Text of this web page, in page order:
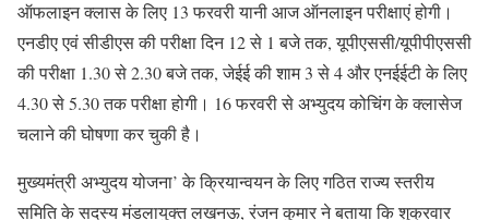
ऑफलाइन क्लास के लिए 13 फरवरी यानी आज ऑनलाइन परीक्षाएं होगी।
एनडीए एवं सीडीएस की परीक्षा दिन 12 से 1 बजे तक, यूपीएससी/यूपीपीएससी
की परीक्षा 1.30 से 2.30 बजे तक, जेईई की शाम 3 से 4 और एनईईटी के लिए
4.30 से 5.30 तक परीक्षा होगी। 16 फरवरी से अभ्युदय कोचिंग के क्लासेज
चलाने की घोषणा कर चुकी है।
मुख्यमंत्री अभ्युदय योजना’ के क्रियान्वयन के लिए गठित राज्य स्तरीय
समिति के सदस्य मंडलायुक्त लखनऊ, रंजन कुमार ने बताया कि शुक्रवार